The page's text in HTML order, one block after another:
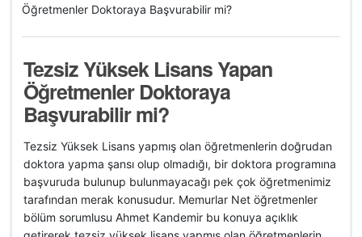
Öğretmenler Doktoraya Başvurabilir mi?
Tezsiz Yüksek Lisans Yapan
Öğretmenler Doktoraya
Başvurabilir mi?
Tezsiz Yüksek Lisans yapmış olan öğretmenlerin doğrudan
doktora yapma şansı olup olmadığı, bir doktora programına
başvuruda bulunup bulunmayacağı pek çok öğretmenimiz
tarafından merak konusudur. Memurlar Net öğretmenler
bölüm sorumlusu Ahmet Kandemir bu konuya açıklık